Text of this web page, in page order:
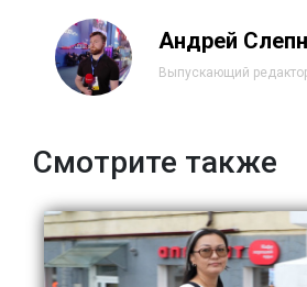
Андрей
Выпускающий
Смотрите также